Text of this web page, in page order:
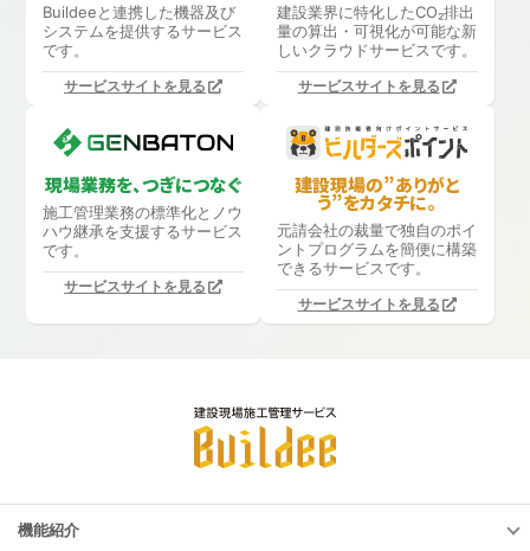
Buildeeと連携した機器及び
システムを提供するサービス
です。
サービスサイトを見る
建設業界に特化したCO₂排出
量の算出・可視化が可能な新
しいクラウドサービスです。
サービスサイトを見る
現場業務を、つぎにつなぐ
施工管理業務の標準化と ノウ
ハウ継承を支援するサービス
です。
サービスサイトを見る
建設現場の”ありがと
う”をカタチに。
元請会社の裁量で独自のポイ
ントプログラムを簡便に構築
できるサービスです。
サービスサイトを見る
機能紹介